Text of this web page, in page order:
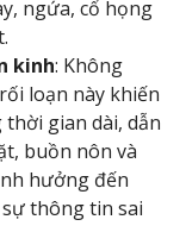
ngứa, cổ họng
kinh: Không
loạn này khiến
gian dài, dẫn
buồn nôn và
hưởng đến
thông tin sai